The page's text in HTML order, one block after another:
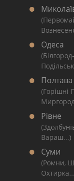
Одеса
Полтава
(Горішні
Рівне
Вараш...)
Суми
(Ромни,